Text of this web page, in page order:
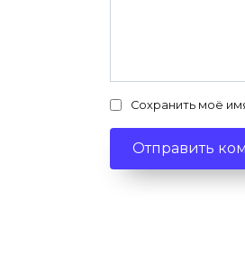
Сохранить моё